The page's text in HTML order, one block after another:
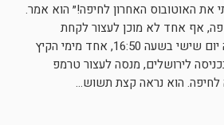
את האוטובוס האחרון לחיפה!״ הוא אמר.
פה, אף אחד לא מוכן לעצור לקחת
טרמפיסט עייף?!״ זה היה יום שישי בשעה 16:50, אחד מימי הקיץ
לירושלים, מנסה לעצור טרמפ
לחיפה. הוא נראה קצת תשוש...